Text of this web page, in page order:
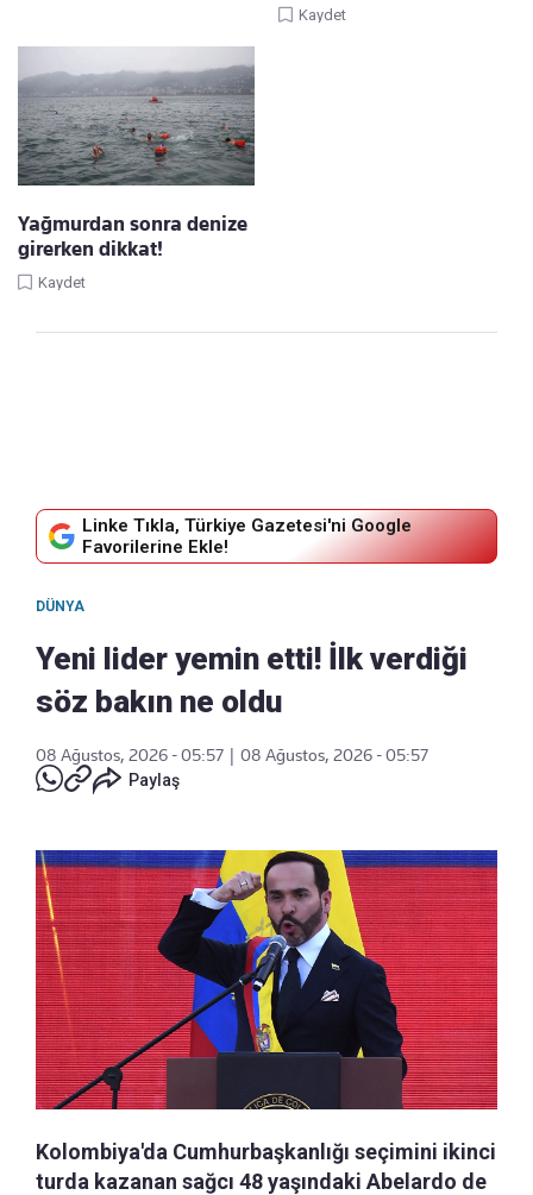
Kaydet
Yağmurdan sonra denize
girerken dikkat!
Kaydet
Linke Tıkla, Türkiye Gazetesi'ni Google
Favorilerine Ekle!
DÜNYA
Yeni lider yemin etti! İlk verdiği
söz bakın ne oldu
08 Ağustos, 2026 - 05:57
08 Ağustos, 2026 - 05:57
Paylaş
Kolombiya'da Cumhurbaşkanlığı seçimini ikinci
turda kazanan sağcı 48 yaşındaki Abelardo de